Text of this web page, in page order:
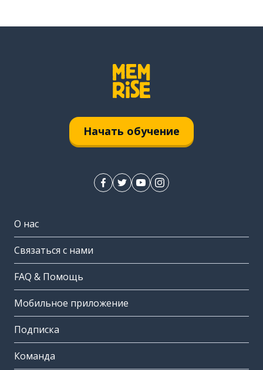
Начать обучение
О нас
Связаться с нами
FAQ & Помощь
Мобильное приложение
Подписка
Команда